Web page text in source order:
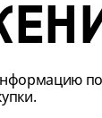
по